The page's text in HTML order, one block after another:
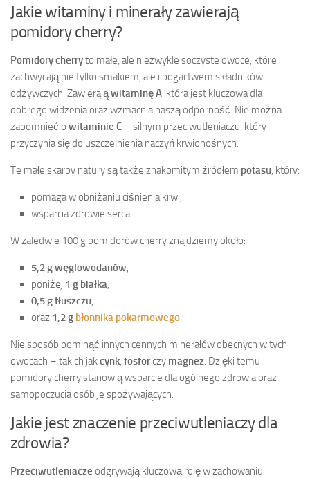
Jakie witaminy i minerały zawierają
pomidory cherry?
Pomidory cherryto małe, ale niezwykle soczyste owoce, które
zachwycają nie tylko smakiem, ale i bogactwem składników
odżywczych. Zawierająwitaminę A, która jest kluczowa dla
dobrego widzenia oraz wzmacnia naszą odporność. Nie można
zapomnieć o witaminie C – silnym przeciwutleniaczu, który
przyczynia się do uszczelnienia naczyń krwionośnych.
Te małe skarby natury są także znakomitym źródłem potasu, który:
pomaga w obniżaniu ciśnienia krwi,
wsparcia zdrowie serca.
W zaledwie 100 g pomidorów cherry znajdziemy około:
5,2 g węglowodanów,
poniżej 1 g białka,
0,5 g tłuszczu,
oraz 1,2 g błonnika pokarmowego.
Nie sposób pominąć innych cennych minerałów obecnych w tych
owocach – takich jakcynk, fosforczy magnez. Dzięki temu
pomidory cherry stanowią wsparcie dla ogólnego zdrowia oraz
samopoczucia osób je spożywających.
Jakie jest znaczenie przeciwutleniaczy dla
zdrowia?
Przeciwutleniacze odgrywają kluczową rolę w zachowaniu